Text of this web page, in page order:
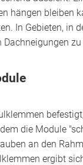
hängen bleiben
In Gebieten, in
die Module
an den
ergibt